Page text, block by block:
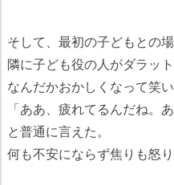
そして、最初の子どもとの
隣に子ども役の人がダラット
なんだかおかしくなって笑
「ああ、疲れてるんだね。
と普通に言えた。
何も不安にならず焦りも怒り